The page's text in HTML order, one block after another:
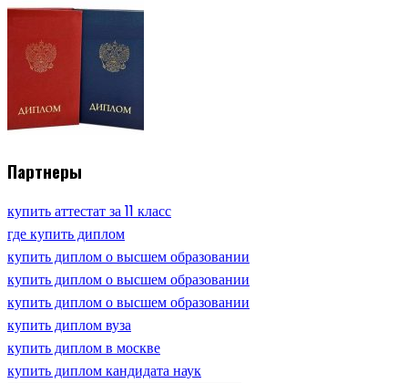
Партнеры
купить аттестат за 11 класс
где купить диплом
купить диплом о высшем образовании
купить диплом о высшем образовании
купить диплом о высшем образовании
купить диплом вуза
купить диплом в москве
купить диплом кандидата наук